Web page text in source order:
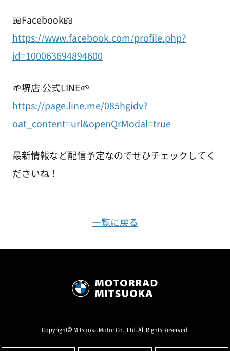
📖Facebook📖
https://www.facebook.com/profile.php?
id=100063694894600
🌱堺店 公式LINE🌱
https://page.line.me/085hgidv?
oat_content=url&openQrModal=true
最新情報など配信予定なのでぜひチェックしてく
ださいね！
一覧に戻る
Copyright© Mitsuoka Motor Co., Ltd. All Rights Reserved.